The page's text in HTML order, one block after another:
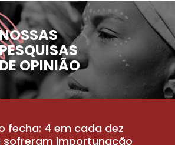
DE OPINIÃO
fecha: 4 em cada dez
sofreram importunação